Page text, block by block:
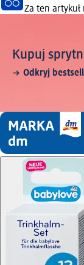
Za ten artykuł
Kupuj
Odkryj